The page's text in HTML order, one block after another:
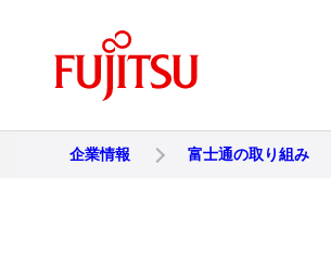
企業情報 富士通の取り組み